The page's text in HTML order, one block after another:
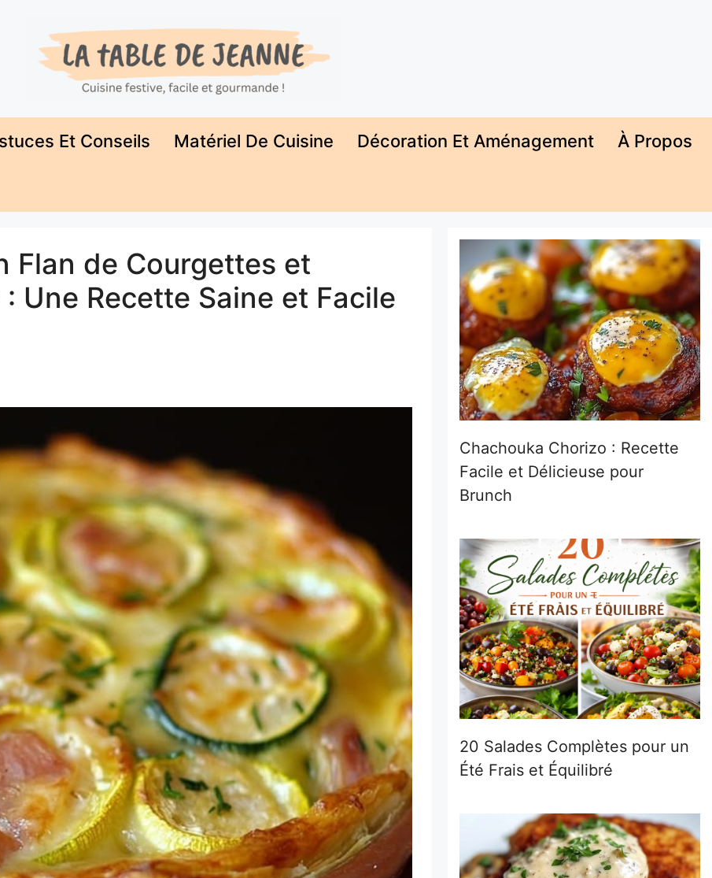
Et Conseils Matériel De Cuisine Décoration Et Aménagement À Propos
Flan de Courgettes et
Une Recette Saine et Facile
Chachouka Chorizo : Recette
Facile et Délicieuse pour
Brunch
20 Salades Complètes pour un
Été Frais et Équilibré